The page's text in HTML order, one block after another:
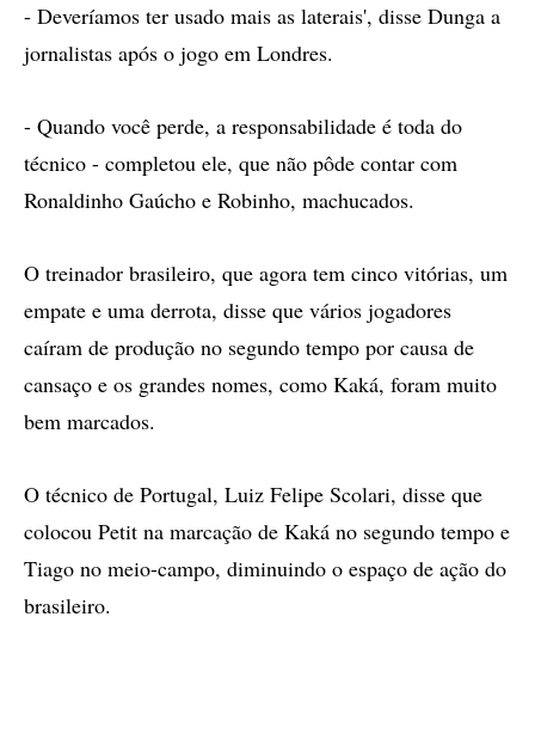
- Deveríamos ter usado mais as laterais', disse Dunga a
jornalistas após o jogo em Londres.
- Quando você perde, a responsabilidade é toda do
técnico - completou ele, que não pôde contar com
Ronaldinho Gaúcho e Robinho, machucados.
O treinador brasileiro, que agora tem cinco vitórias, um
empate e uma derrota, disse que vários jogadores
caíram de produção no segundo tempo por causa de
cansaço e os grandes nomes, como Kaká, foram muito
bem marcados.
O técnico de Portugal, Luiz Felipe Scolari, disse que
colocou Petit na marcação de Kaká no segundo tempo e
Tiago no meio-campo, diminuindo o espaço de ação do
brasileiro.